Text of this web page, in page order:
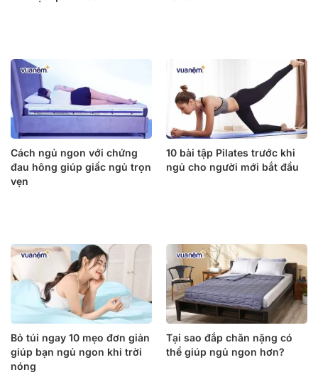
Cách ngủ ngon với chứng
đau hông giúp giấc ngủ trọn
vẹn
10 bài tập Pilates trước khi
ngủ cho người mới bắt đầu
Bỏ túi ngay 10 mẹo đơn giản
giúp bạn ngủ ngon khi trời
nóng
Tại sao đắp chăn nặng có
thể giúp ngủ ngon hơn?